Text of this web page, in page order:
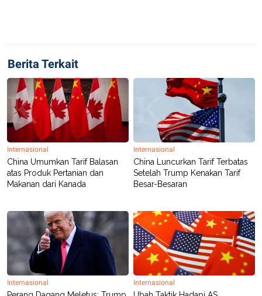
Berita Terkait
Internasional
China Umumkan Tarif Balasan
atas Produk Pertanian dan
Makanan dari Kanada
Internasional
China Luncurkan Tarif Terbatas
Setelah Trump Kenakan Tarif
Besar-Besaran
Internasional Internasional